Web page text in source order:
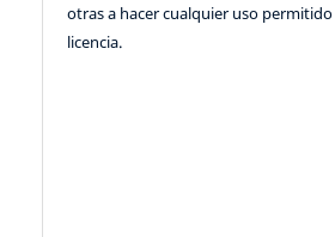
otras a hacer cualquier uso
licencia.